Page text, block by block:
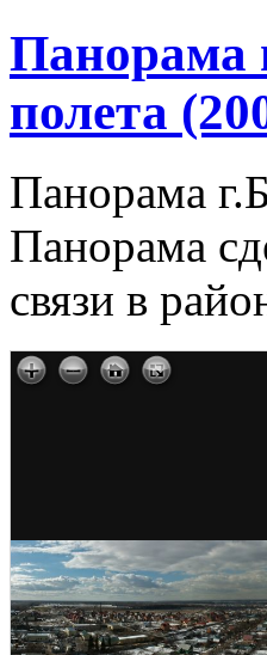
Панорама
полета
Панорама
Панорама
связи в